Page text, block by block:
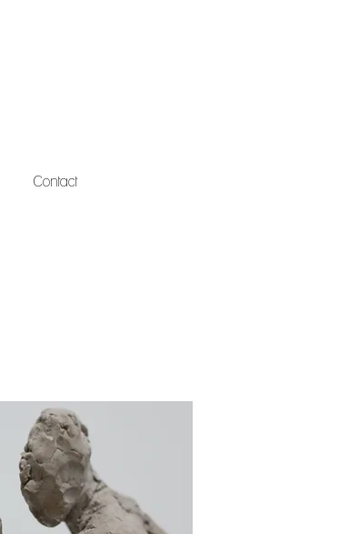
Contact